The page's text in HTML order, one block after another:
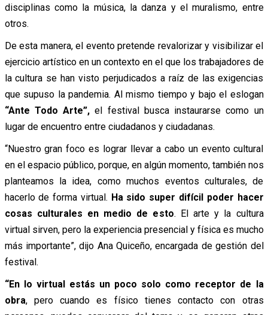
disciplinas como la música, la danza y el muralismo, entre
otros.
De esta manera, el evento pretende revalorizar y visibilizar el
ejercicio artístico en un contexto en el que los trabajadores de
la cultura se han visto perjudicados a raíz de las exigencias
que supuso la pandemia. Al mismo tiempo y bajo el eslogan
“Ante Todo Arte”, el festival busca instaurarse como un
lugar de encuentro entre ciudadanos y ciudadanas.
“Nuestro gran foco es lograr llevar a cabo un evento cultural
en el espacio público, porque, en algún momento, también nos
planteamos la idea, como muchos eventos culturales, de
hacerlo de forma virtual. Ha sido super difícil poder hacer
cosas culturales en medio de esto. El arte y la cultura
virtual sirven, pero la experiencia presencial y física es mucho
más importante”, dijo Ana Quiceño, encargada de gestión del
festival.
“En lo virtual estás un poco solo como receptor de la
obra, pero cuando es físico tienes contacto con otras